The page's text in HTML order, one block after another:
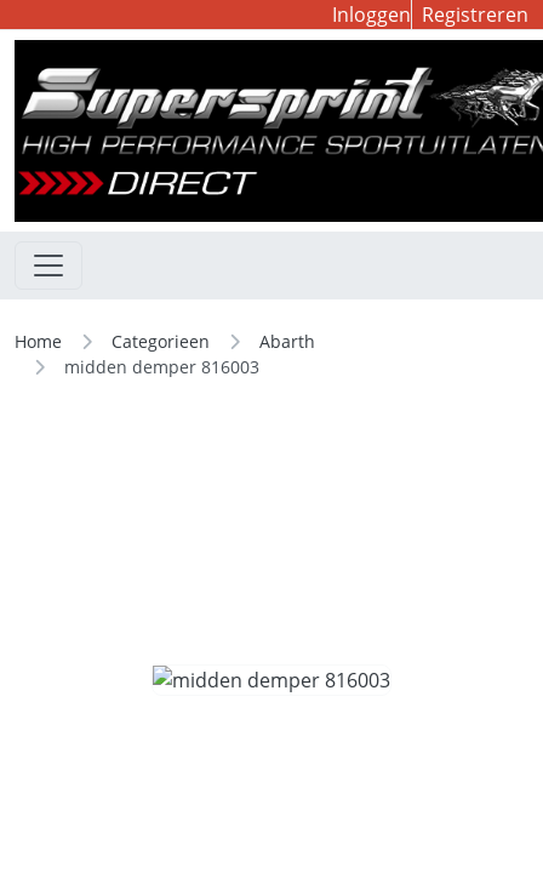
Inloggen Registreren
Home Categorieen
Abarth
midden demper 816003